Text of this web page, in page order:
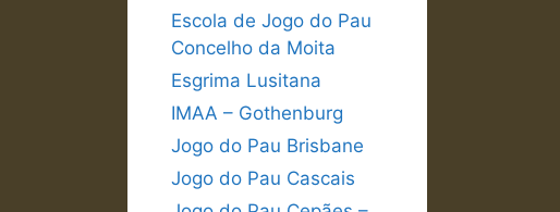
Escola de Jogo do Pau
Concelho da Moita
Esgrima Lusitana
IMAA – Gothenburg
Jogo do Pau Brisbane
Jogo do Pau Cascais